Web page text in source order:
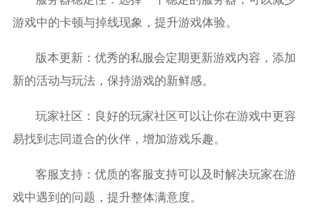
游戏中的卡顿与掉线现象，提升游戏体验。
版本更新：优秀的私服会定期更新游戏内容，添加
新的活动与玩法，保持游戏的新鲜感。
玩家社区：良好的玩家社区可以让你在游戏中更容
易找到志同道合的伙伴，增加游戏乐趣。
客服支持：优质的客服支持可以及时解决玩家在游
戏中遇到的问题，提升整体满意度。